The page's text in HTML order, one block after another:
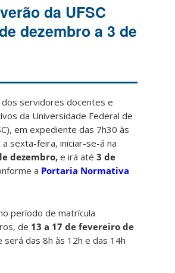
da UFSC
dezembro a 3 de
servidores docentes e
da Universidade Federal de
em expediente das 7h30 às
sexta-feira, iniciar-se-á na
dezembro, e irá até3 de
a Portaria Normativa
período de matrícula
de 13 a 17 de fevereiro de
será das 8h às 12h e das 14h